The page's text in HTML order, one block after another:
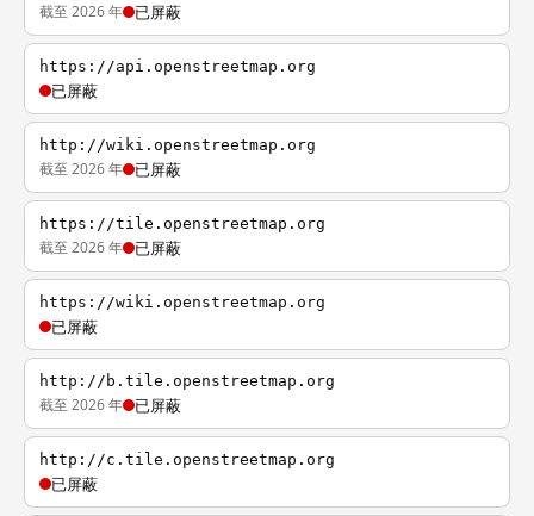
截至 2026 年 已屏蔽
https://api.openstreetmap.org
已屏蔽
http://wiki.openstreetmap.org
截至 2026 年 已屏蔽
https://tile.openstreetmap.org
截至 2026 年 已屏蔽
https://wiki.openstreetmap.org
已屏蔽
http://b.tile.openstreetmap.org
截至 2026 年 已屏蔽
http://c.tile.openstreetmap.org
已屏蔽